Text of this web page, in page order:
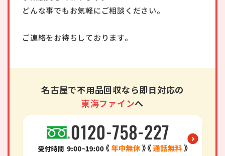
どんな事でもお気軽にご相談ください。
ご連絡をお待ちしております。
名古屋で不用品回収なら即日対応の
東海ファインへ